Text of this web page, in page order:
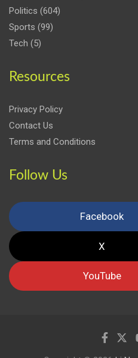
Politics (604)
Sports (99)
Tech (5)
Resources
Privacy Policy
Contact Us
Terms and Conditions
Follow Us
Facebook
X
YouTube